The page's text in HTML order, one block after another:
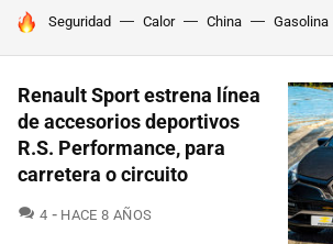
HOY SE HABLA DE
Seguridad Calor China Gasolina
Renault Sport estrena línea
de accesorios deportivos
R.S. Performance, para
carretera o circuito
4 COMENTARIOS
HACE 8 AÑOS